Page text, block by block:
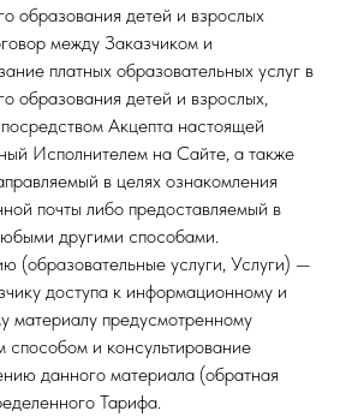
образования детей и взрослых
между Заказчиком и
платных образовательных услуг в
образования детей и взрослых,
Акцепта настоящей
Исполнителем на Сайте, а также
в целях ознакомления
почты либо предоставляемый в
другими способами.
(образовательные услуги, Услуги) —
доступа к информационному и
материалу предусмотренному
и консультирование
данного материала (обратная
Тарифа.